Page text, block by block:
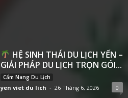
HỆ SINH THÁI DU LỊCH YẾN –
GIẢI PHÁP DU LỊCH TRỌN GÓI...
Cẩm Nang Du Lịch
yen viet du lich - 26 Tháng 6, 2026 0